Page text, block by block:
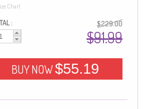
Chart
: $229.00
$91.99
BUY NOW$55.19